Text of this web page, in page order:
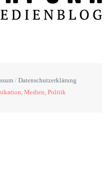
Datenschutzerklärung
Medien, Politik